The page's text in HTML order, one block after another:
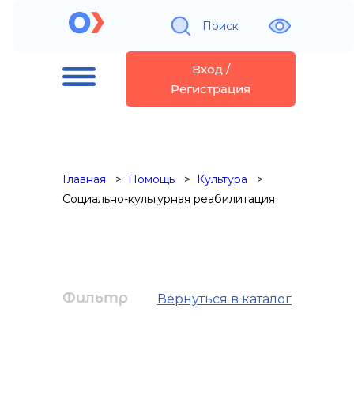
Поиск
Вход /
Регистрация
Главная Помощь
Культура
Социально-культурная реабилитация
Фильтр Вернуться в каталог